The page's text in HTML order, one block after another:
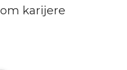
karijere